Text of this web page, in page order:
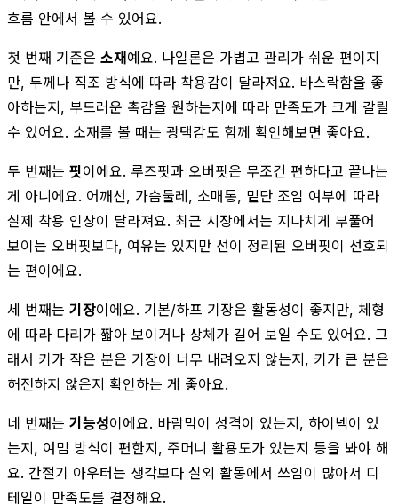
흐름 안에서 볼 수 있어요.
첫 번째 기준은 소재 예요. 나일론은 가볍고 관리가 쉬운 편이지
만, 두께나 직조 방식에 따라 착용감이 달라져요. 바스락함을 좋
아하는지, 부드러운 촉감을 원하는지에 따라 만족도가 크게 갈릴
수 있어요. 소재를 볼 때는 광택감도 함께 확인해보면 좋아요.
두 번째는 핏이에요. 루즈핏과 오버핏은 무조건 편하다고 끝나는
게 아니에요. 어깨선, 가슴둘레, 소매통, 밑단 조임 여부에 따라
실제 착용 인상이 달라져요. 최근 시장에서는 지나치게 부풀어
보이는 오버핏보다, 여유는 있지만 선이 정리된 오버핏이 선호되
는 편이에요.
세 번째는 기장이에요. 기본/하프 기장은 활동성이 좋지만, 체형
에 따라 다리가 짧아 보이거나 상체가 길어 보일 수도 있어요. 그
래서 키가 작은 분은 기장이 너무 내려오지 않는지, 키가 큰 분은
허전하지 않은지 확인하는 게 좋아요.
네 번째는 기능성이에요. 바람막이 성격이 있는지, 하이넥이 있
는지, 여밈 방식이 편한지, 주머니 활용도가 있는지 등을 봐야 해
요. 간절기 아우터는 생각보다 실외 활동에서 쓰임이 많아서 디
테일이 만족도를 결정해요.